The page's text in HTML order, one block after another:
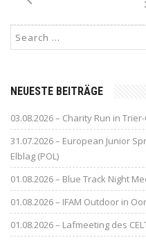
NEUESTE BEITRÄGE
03.08.2026 – Charity Run in
31.07.2026 – European Junior
Elblag (POL)
01.08.2026 – Blue Track Night
01.08.2026 – IFAM Outdoor in
01.08.2026 – Lafmeeting des